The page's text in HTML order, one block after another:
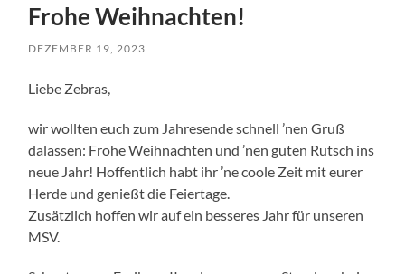
Frohe Weihnachten!
DEZEMBER 19, 2023
Liebe Zebras,
wir wollten euch zum Jahresende schnell ’nen Gruß
dalassen: Frohe Weihnachten und ’nen guten Rutsch ins
neue Jahr! Hoffentlich habt ihr ’ne coole Zeit mit eurer
Herde und genießt die Feiertage.
Zusätzlich hoffen wir auf ein besseres Jahr für unseren
MSV.